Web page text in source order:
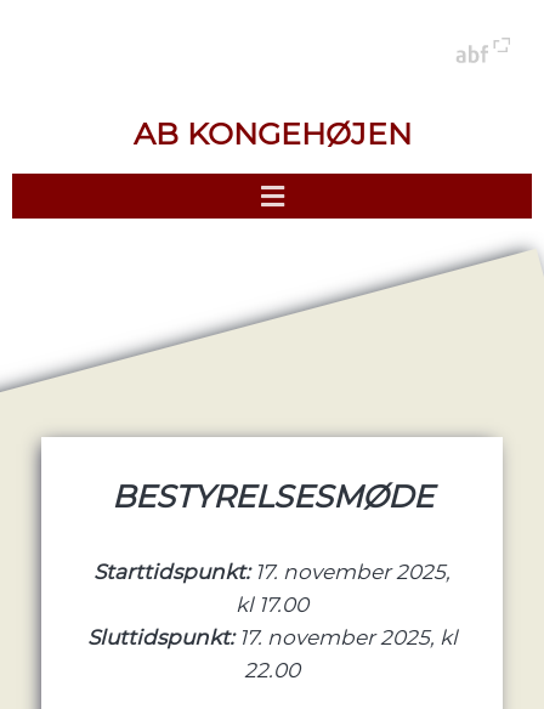
AB KONGEHØJEN
BESTYRELSESMØDE
Starttidspunkt: 17. november 2025,
kl 17.00
Sluttidspunkt: 17. november 2025, kl
22.00